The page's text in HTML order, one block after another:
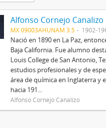
Alfonso Cornejo Canalizo
MX 09003AHUNAM 3.5 1902-
Nació en 1890 en La Paz,
Baja California. Fue alumno
Louis College de San Antonio,
estudios profesionales y de
área de química en Inglaterra y
hacia 191...
Alfonso Cornejo Canalizo